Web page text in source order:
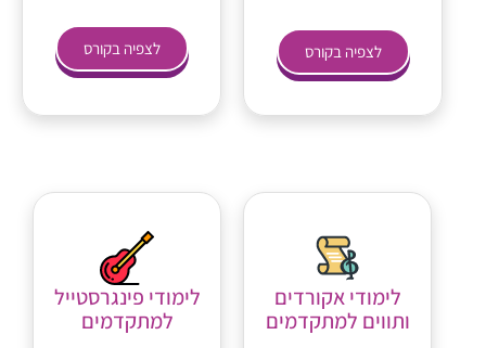
לצפיה בקורס לצפיה בקורס
לימודי אקורדים
ותווים למתקדמים
לימודי פינגרסטייל
למתקדמים